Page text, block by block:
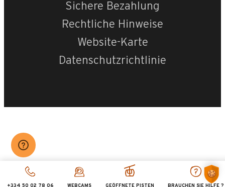
Sichere Bezahlung
Rechtliche Hinweise
Website-Karte
Datenschutzrichtlinie
+334 50 02 78 06 WEBCAMS GEÖFFNETE PISTEN BRAUCHEN SIE HILFE ?